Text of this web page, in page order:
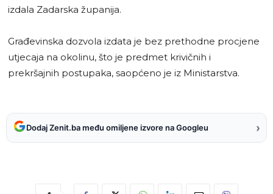
izdala Zadarska županija.
Građevinska dozvola izdata je bez prethodne procjene
utjecaja na okolinu, što je predmet krivičnih i
prekršajnih postupaka, saopćeno je iz Ministarstva.
Dodaj Zenit.ba među omiljene izvore na Googleu ›